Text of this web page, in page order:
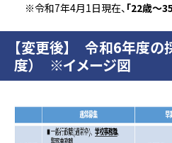
※令和7年4月1日現在、 「22歳～
【変更後】 令和6年度の
度） ※イメージ図